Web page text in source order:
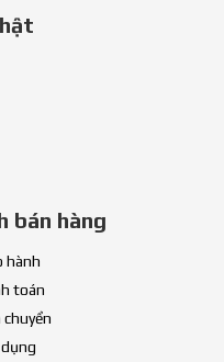
bán hàng
hành
toán
chuyển